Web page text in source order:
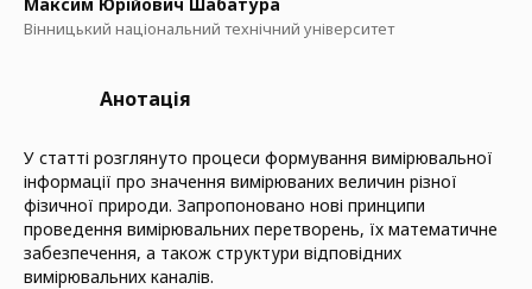
Вінницький національний технічний університет
Анотація
У статті розглянуто процеси формування вимірювальної
інформації про значення вимірюваних величин різної
фізичної природи. Запропоновано нові принципи
проведення вимірювальних перетворень, їх математичне
забезпечення, а також структури відповідних
вимірювальних каналів.